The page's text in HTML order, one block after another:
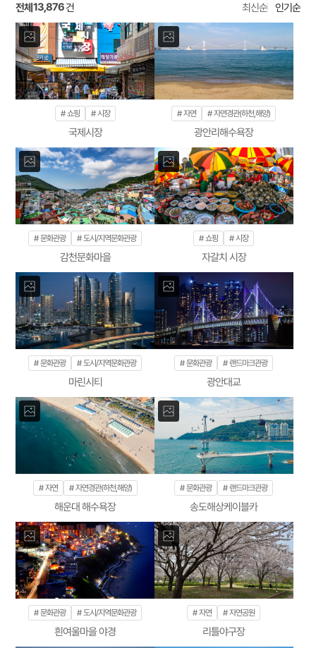
전체 13,876건 최신순 인기순
쇼핑 시장
국제시장
자연 자연경관(하천,해양)
광안리해수욕장
문화관광 도시/지역문화관광
감천문화마을
쇼핑 시장
자갈치 시장
문화관광 도시/지역문화관광
마린시티
문화관광 랜드마크관광
광안대교
자연 자연경관(하천,해양)
해운대 해수욕장
문화관광 랜드마크관광
송도해상케이블카
문화관광 도시/지역문화관광
흰여울마을 야경
자연 자연공원
리틀야구장